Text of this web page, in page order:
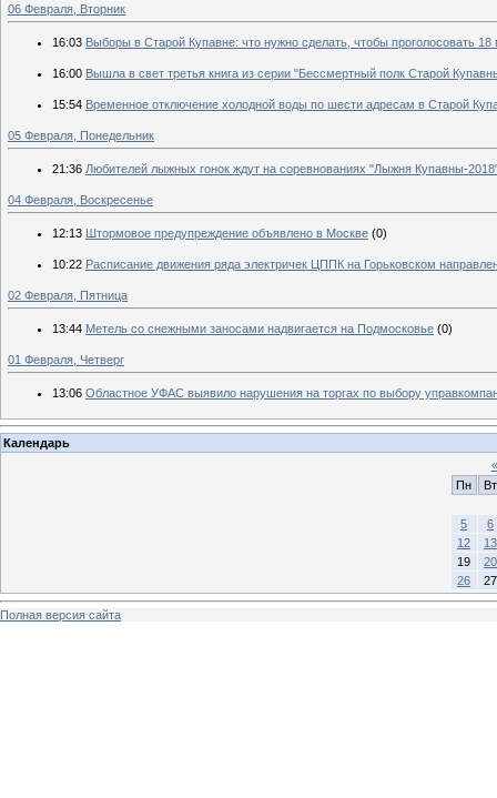
06 Февраля, Вторник
16:03 Выборы в Старой Купавне: что нужно сделать, чтобы проголосовать
16:00 Вышла в свет третья книга из серии "Бессмертный полк Старой
15:54 Временное отключение холодной воды по шести адресам в Старой
05 Февраля, Понедельник
21:36 Любителей лыжных гонок ждут на соревнованиях "Лыжня Купавны-
04 Февраля, Воскресенье
12:13 Штормовое предупреждение объявлено в Москве (0)
10:22 Расписание движения ряда электричек ЦППК на Горьковском
02 Февраля, Пятница
13:44 Метель со снежными заносами надвигается на Подмосковье (0)
01 Февраля, Четверг
13:06 Областное УФАС выявило нарушения на торгах по выбору
Календарь
«
Пн
Вт
5
6
12
13
19
20
26
27
Полная версия сайта